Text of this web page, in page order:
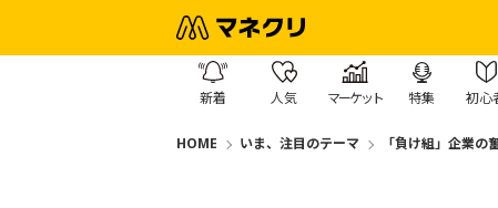
新着 人気 マーケット 特集 初心
HOME いま、注目のテーマ 「負け組」企業